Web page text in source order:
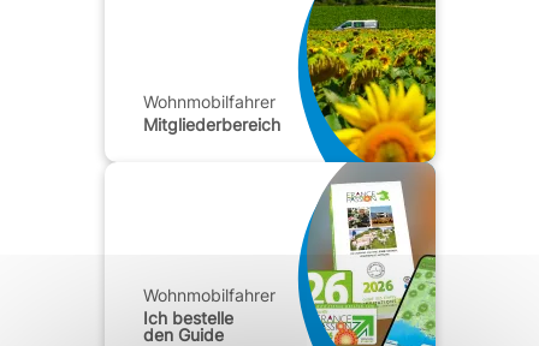
Wohnmobilfahrer
Mitgliederbereich
Wohnmobilfahrer
Ich bestelle
den Guide